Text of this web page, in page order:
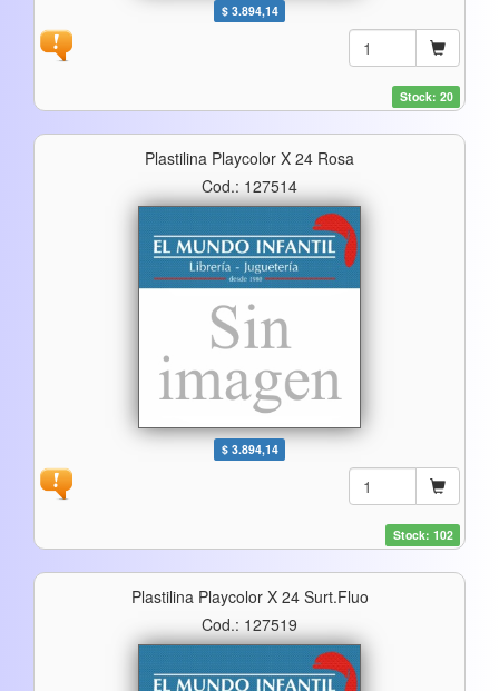
$ 3.894,14
Stock: 20
Plastilina Playcolor X 24 Rosa
Cod.: 127514
$ 3.894,14
Stock: 102
Plastilina Playcolor X 24 Surt.fluo
Cod.: 127519